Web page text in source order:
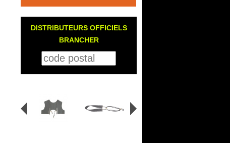
DISTRIBUTEURS OFFICIELS
BRANCHER